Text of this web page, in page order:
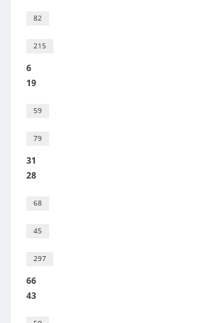
82
215
6
19
59
79
31
28
68
45
297
66
43